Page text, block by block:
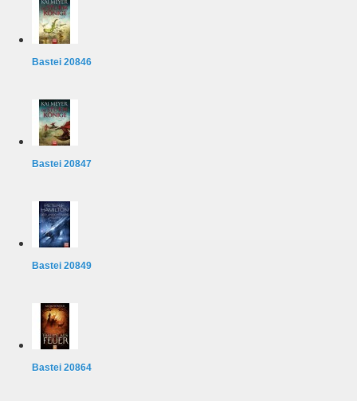
Bastei 20846
Bastei 20847
Bastei 20849
Bastei 20864